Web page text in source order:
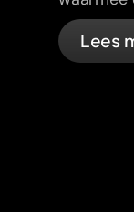
regelen
Lees